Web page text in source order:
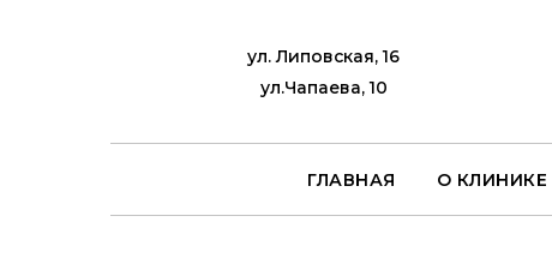
ул. Липовская, 16
ул.Чапаева, 10
ГЛАВНАЯ О КЛИНИКЕ